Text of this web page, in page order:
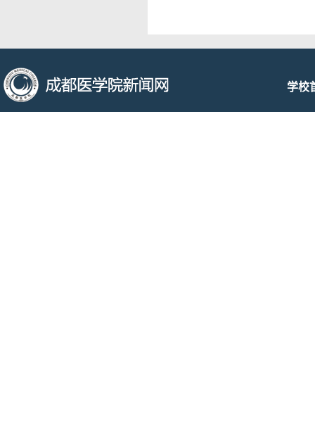
学校